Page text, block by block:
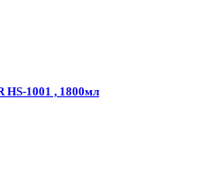
HS-1001 , 1800мл